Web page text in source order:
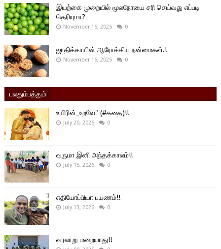
இயற்கை முறையில் மூலநோயை சரி செய்வது எப்படி
தெரியுமா?
November 16, 2025 0
ஜாதிக்காயின் ஆரோக்கிய நன்மைகள்.!
November 16, 2025 0
பலதும்பத்தும்
உயிரின்_உறவே" (#கதை)!!
July 20, 2026 0
வருமா இனி அந்தக்காலம்!!
July 15, 2026 0
எதியோப்பியா பயணம்!!
July 13, 2026 0
வரலாறு மறையாது!!